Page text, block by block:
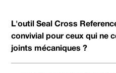
L'outil Seal Cross
convivial pour ceux qui ne
joints mécaniques ?